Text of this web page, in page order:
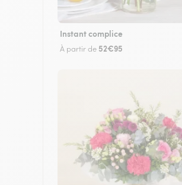
Instant complice
À partir de 52€95